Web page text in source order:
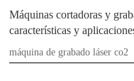
Máquinas cortadoras y
características y
máquina de grabado láser co2